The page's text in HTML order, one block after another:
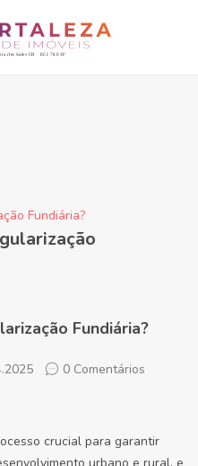
Fundiária?
Fundiária?
0 Comentários
crucial para garantir